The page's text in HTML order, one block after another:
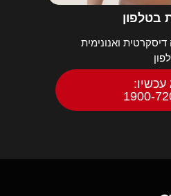
בטלפון
דיסקרטית ואנונימית
עכשיו:
1900-